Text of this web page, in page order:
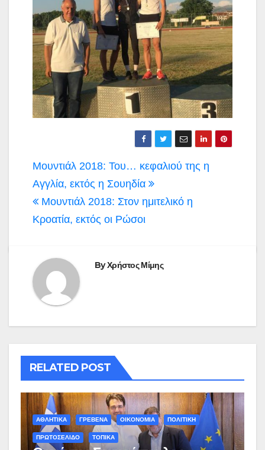
Πλοήγηση
άρθρων
Μουντιάλ 2018: Του… κεφαλιού της η
Αγγλία, εκτός η Σουηδία
Μουντιάλ 2018: Στον ημιτελικό η
Κροατία, εκτός οι Ρώσοι
ByΧρήστος Μίμης
RELATED POST
ΑΘΛΗΤΙΚΑ ΓΡΕΒΕΝΑ ΟΙΚΟΝΟΜΙΑ ΠΟΛΙΤΙΚΗ
ΠΡΩΤΟΣΕΛΙΔΟ ΤΟΠΙΚΑ